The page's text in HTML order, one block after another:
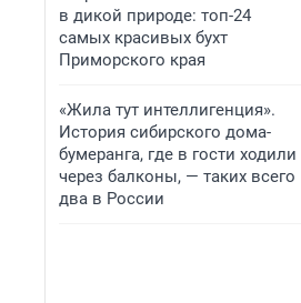
в дикой природе: топ-24
самых красивых бухт
Приморского края
«Жила тут интеллигенция».
История сибирского дома-
бумеранга, где в гости ходили
через балконы, — таких всего
два в России